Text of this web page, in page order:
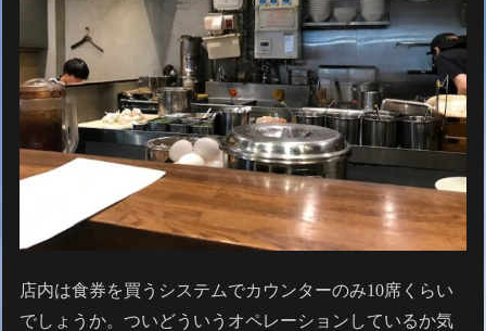
店内は食券を買うシステムでカウンターのみ10席くらい
でしょうか。ついどういうオペレーションしているか気